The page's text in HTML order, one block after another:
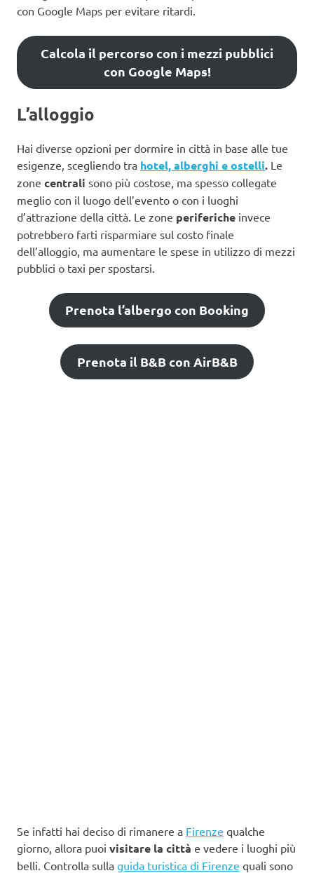
con Google Maps per evitare ritardi.
Calcola il percorso con i mezzi pubblici
con Google Maps!
L’alloggio
Hai diverse opzioni per dormire in città in base alle tue
esigenze, scegliendo tra hotel, alberghi e ostelli. Le
zone centrali sono più costose, ma spesso collegate
meglio con il luogo dell’evento o con i luoghi
d’attrazione della città. Le zone periferiche invece
potrebbero farti risparmiare sul costo finale
dell’alloggio, ma aumentare le spese in utilizzo di mezzi
pubblici o taxi per spostarsi.
Prenota l’albergo con Booking
Prenota il B&B con AirB&B
Se infatti hai deciso di rimanere a Firenze qualche
giorno, allora puoi visitare la città e vedere i luoghi più
belli. Controlla sulla guida turistica di Firenze quali sono